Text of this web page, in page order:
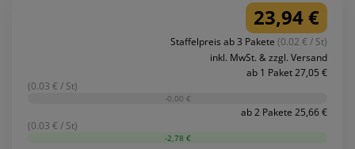
23,94 €
Staffelpreis ab 3 Pakete (0.02 € / St)
inkl. MwSt. & zzgl. Versand
ab 1 Paket 27,05 €
(0.03 € / St)
-0,00 €
ab 2 Pakete 25,66 €
(0.03 € / St)
-2,78 €